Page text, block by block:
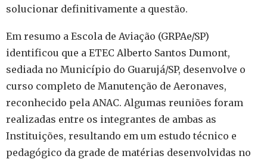
solucionar definitivamente a questão.
Em resumo a Escola de Aviação (GRPAe/SP)
identificou que a ETEC Alberto Santos Dumont,
sediada no Município do Guarujá/SP, desenvolve o
curso completo de Manutenção de Aeronaves,
reconhecido pela ANAC. Algumas reuniões foram
realizadas entre os integrantes de ambas as
Instituições, resultando em um estudo técnico e
pedagógico da grade de matérias desenvolvidas no